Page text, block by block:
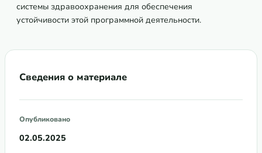
системы здравоохранения для обеспечения
устойчивости этой программной деятельности.
Сведения о материале
Опубликовано
02.05.2025